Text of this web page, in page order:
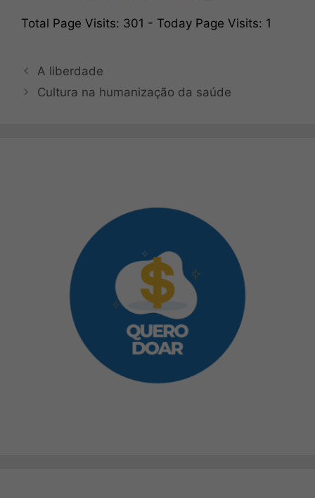
Total Page Visits: 301 - Today Page Visits: 1
A liberdade
Cultura na humanização da saúde